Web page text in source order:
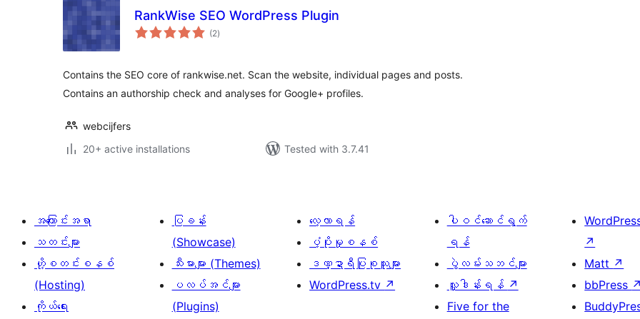
RankWise SEO WordPress Plugin
(2total
ratings
)
Contains the SEO core of rankwise.net. Scan the website, individual pages and posts.
Contains an authorship check and analyses for Google+ profiles.
webcijfers
20+ active installations
Tested with 3.7.41
အကြောင်းအရာ
သတင်းများ
ဟို့စတင်းစနစ်
(Hosting)
ကိုယ်ရေး
ပြခန်း
(Showcase)
သီးမားများ (Themes)
ပလပ်အင်များ
(Plugins)
လေ့လာရန်
ပံ့ပိုးမှုစနစ်
ဒဏ္ဍာရီပြုစုသူများ
WordPress.tv ↗
ပါဝင်ဆောင်ရွက်
ရန်
ပွဲလမ်းသဘင်များ
လှူဒါန်းရန် ↗
Five for the
↗
Matt ↗
bbPress ↗